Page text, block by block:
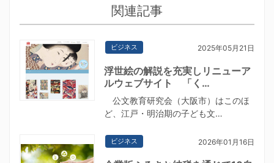
関連記事
ビジネス 2025年05月21日
浮世絵の解説を充実しリニューア
ルウェブサイト 「く…
公文教育研究会（大阪市）はこのほ
ど、江戸・明治期の子ども文…
ビジネス 2026年01月16日